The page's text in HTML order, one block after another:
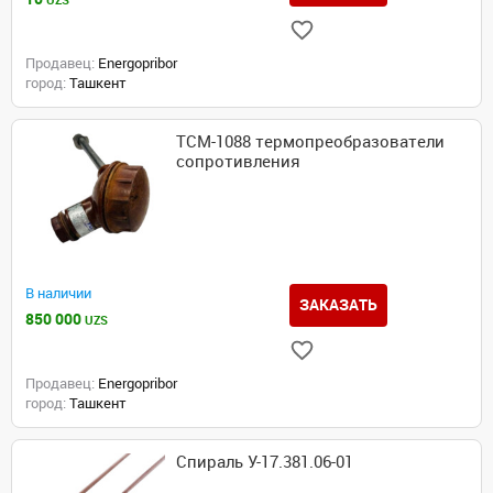
Продавец: Energopribor
город: Ташкент
ТСМ-1088 термопреобразователи
сопротивления
В наличии
850 000 UZS
ЗАКАЗАТЬ
Продавец: Energopribor
город: Ташкент
Спираль У-17.381.06-01